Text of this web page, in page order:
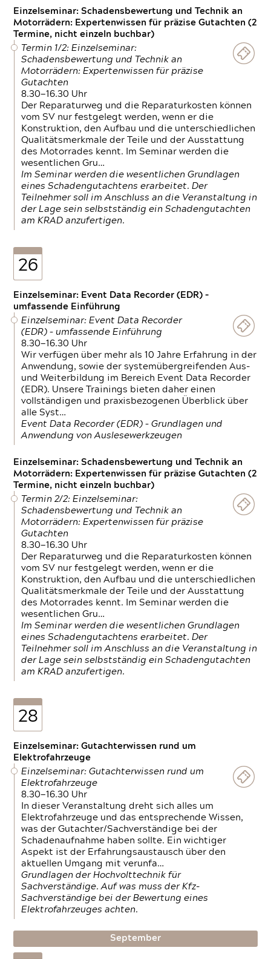
Einzelseminar: Schadensbewertung und Technik an
Motorrädern: Expertenwissen für präzise Gutachten (2
Termine, nicht einzeln buchbar)
Termin 1/2: Einzelseminar:
Schadensbewertung und Technik an
Motorrädern: Expertenwissen für präzise
Gutachten
8.30—16.30 Uhr
Der Reparaturweg und die Reparaturkosten können
vom SV nur festgelegt werden, wenn er die
Konstruktion, den Aufbau und die unterschiedlichen
Qualitätsmerkmale der Teile und der Ausstattung
des Motorrades kennt. Im Seminar werden die
wesentlichen Gru…
Im Seminar werden die wesentlichen Grundlagen
eines Schadengutachtens erarbeitet. Der
Teilnehmer soll im Anschluss an die Veranstaltung in
der Lage sein selbstständig ein Schadengutachten
am KRAD anzufertigen.
26
Einzelseminar: Event Data Recorder (EDR) –
umfassende Einführung
Einzelseminar: Event Data Recorder
(EDR) – umfassende Einführung
8.30—16.30 Uhr
Wir verfügen über mehr als 10 Jahre Erfahrung in der
Anwendung, sowie der systemübergreifenden Aus-
und Weiterbildung im Bereich Event Data Recorder
(EDR). Unsere Trainings bieten daher einen
vollständigen und praxisbezogenen Überblick über
alle Syst…
Event Data Recorder (EDR) – Grundlagen und
Anwendung von Auslesewerkzeugen
Einzelseminar: Schadensbewertung und Technik an
Motorrädern: Expertenwissen für präzise Gutachten (2
Termine, nicht einzeln buchbar)
Termin 2/2: Einzelseminar:
Schadensbewertung und Technik an
Motorrädern: Expertenwissen für präzise
Gutachten
8.30—16.30 Uhr
Der Reparaturweg und die Reparaturkosten können
vom SV nur festgelegt werden, wenn er die
Konstruktion, den Aufbau und die unterschiedlichen
Qualitätsmerkmale der Teile und der Ausstattung
des Motorrades kennt. Im Seminar werden die
wesentlichen Gru…
Im Seminar werden die wesentlichen Grundlagen
eines Schadengutachtens erarbeitet. Der
Teilnehmer soll im Anschluss an die Veranstaltung in
der Lage sein selbstständig ein Schadengutachten
am KRAD anzufertigen.
28
Einzelseminar: Gutachterwissen rund um
Elektrofahrzeuge
Einzelseminar: Gutachterwissen rund um
Elektrofahrzeuge
8.30—16.30 Uhr
In dieser Veranstaltung dreht sich alles um
Elektrofahrzeuge und das entsprechende Wissen,
was der Gutachter/Sachverständige bei der
Schadenaufnahme haben sollte. Ein wichtiger
Aspekt ist der Erfahrungsaustausch über den
aktuellen Umgang mit verunfa…
Grundlagen der Hochvolttechnik für
Sachverständige. Auf was muss der Kfz-
Sachverständige bei der Bewertung eines
Elektrofahrzeuges achten.
September